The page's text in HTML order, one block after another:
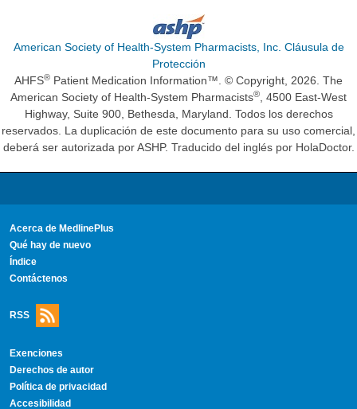
American Society of Health-System Pharmacists, Inc. Cláusula de
Protección
AHFS® Patient Medication Information™. © Copyright, 2026. The
American Society of Health-System Pharmacists®
, 4500 East-West
Highway, Suite 900, Bethesda, Maryland. Todos los derechos
reservados. La duplicación de este documento para su uso comercial,
deberá ser autorizada por ASHP. Traducido del inglés por HolaDoctor.
Acerca de MedlinePlus
Qué hay de nuevo
Índice
Contáctenos
RSS
Exenciones
Derechos de autor
Política de privacidad
Accesibilidad